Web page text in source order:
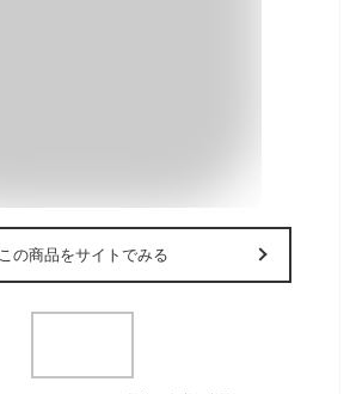
この商品をサイトでみる